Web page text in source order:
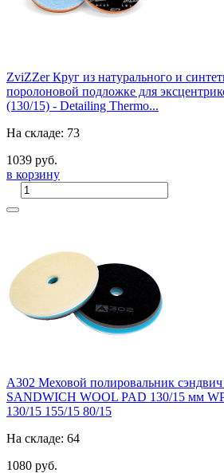
ZviZZer Круг из натурального и
поролоновой подложке для
(130/15) - Detailing Thermo...
На складе: 73
1039 руб.
в корзину
A302 Меховой полировальник
SANDWICH WOOL PAD 130/15 мм
130/15 155/15 80/15
На складе: 64
1080 руб.